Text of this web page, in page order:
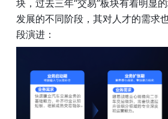
块，过去三年“交易”板块有着明显
发展的不同阶段，其对人才的需求
段演进：